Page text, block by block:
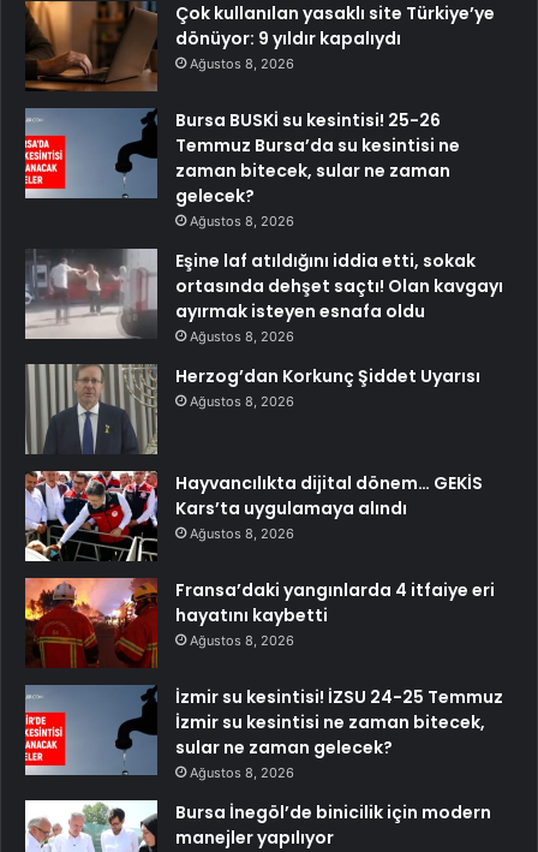
Çok kullanılan yasaklı site Türkiye’ye
dönüyor: 9 yıldır kapalıydı
Ağustos 8, 2026
Bursa BUSKİ su kesintisi! 25-26
Temmuz Bursa’da su kesintisi ne
zaman bitecek, sular ne zaman
gelecek?
Ağustos 8, 2026
Eşine laf atıldığını iddia etti, sokak
ortasında dehşet saçtı! Olan kavgayı
ayırmak isteyen esnafa oldu
Ağustos 8, 2026
Herzog’dan Korkunç Şiddet Uyarısı
Ağustos 8, 2026
Hayvancılıkta dijital dönem… GEKİS
Kars’ta uygulamaya alındı
Ağustos 8, 2026
Fransa’daki yangınlarda 4 itfaiye eri
hayatını kaybetti
Ağustos 8, 2026
İzmir su kesintisi! İZSU 24-25 Temmuz
İzmir su kesintisi ne zaman bitecek,
sular ne zaman gelecek?
Ağustos 8, 2026
Bursa İnegöl’de binicilik için modern
manejler yapılıyor